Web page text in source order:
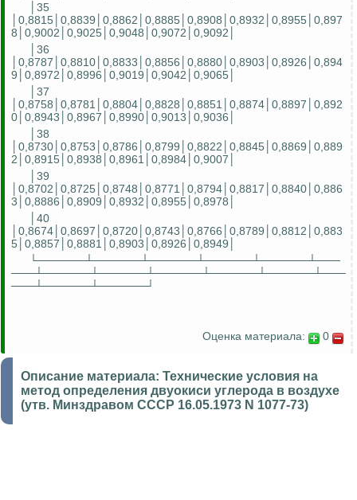
│35
│0,8815│0,8839│0,8862│0,8885│0,8908│0,8932│0,8955│0,897
8│0,9002│0,9025│0,9048│0,9072│0,9092│
│36
│0,8787│0,8810│0,8833│0,8856│0,8880│0,8903│0,8926│0,894
9│0,8972│0,8996│0,9019│0,9042│0,9065│
│37
│0,8758│0,8781│0,8804│0,8828│0,8851│0,8874│0,8897│0,892
0│0,8943│0,8967│0,8990│0,9013│0,9036│
│38
│0,8730│0,8753│0,8786│0,8799│0,8822│0,8845│0,8869│0,889
2│0,8915│0,8938│0,8961│0,8984│0,9007│
│39
│0,8702│0,8725│0,8748│0,8771│0,8794│0,8817│0,8840│0,886
3│0,8886│0,8909│0,8932│0,8955│0,8978│
│40
│0,8674│0,8697│0,8720│0,8743│0,8766│0,8789│0,8812│0,883
5│0,8857│0,8881│0,8903│0,8926│0,8949│
└──────┴──────┴──────┴──────┴──────┴───
───┴──────┴──────┴──────┴──────┴──────┴───
───┴──────┴──────┘
Оценка материала: 0
Описание материала: Технические условия на
метод определения двуокиси углерода в воздухе
(утв. Минздравом СССР 16.05.1973 N 1077-73)